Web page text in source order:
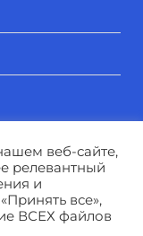
данных
веб-сайте,
релевантный
и
все»,
ВСЕХ файлов